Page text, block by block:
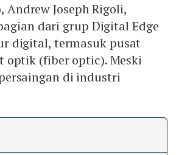
Joseph Rigoli,
dari grup Digital Edge
digital, termasuk pusat
optik (fiber optic). Meski
di industri